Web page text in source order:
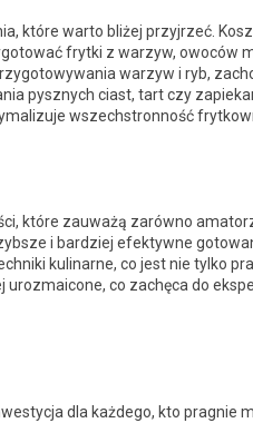
które warto bliżej przyjrzeć.
frytki z warzyw, owoców
warzyw i ryb,
pysznych ciast, tart czy
wszechstronność
które zauważą zarówno
i bardziej efektywne
kulinarne, co jest nie tylko
urozmaicone, co zachęca do
dla każdego, kto pragnie